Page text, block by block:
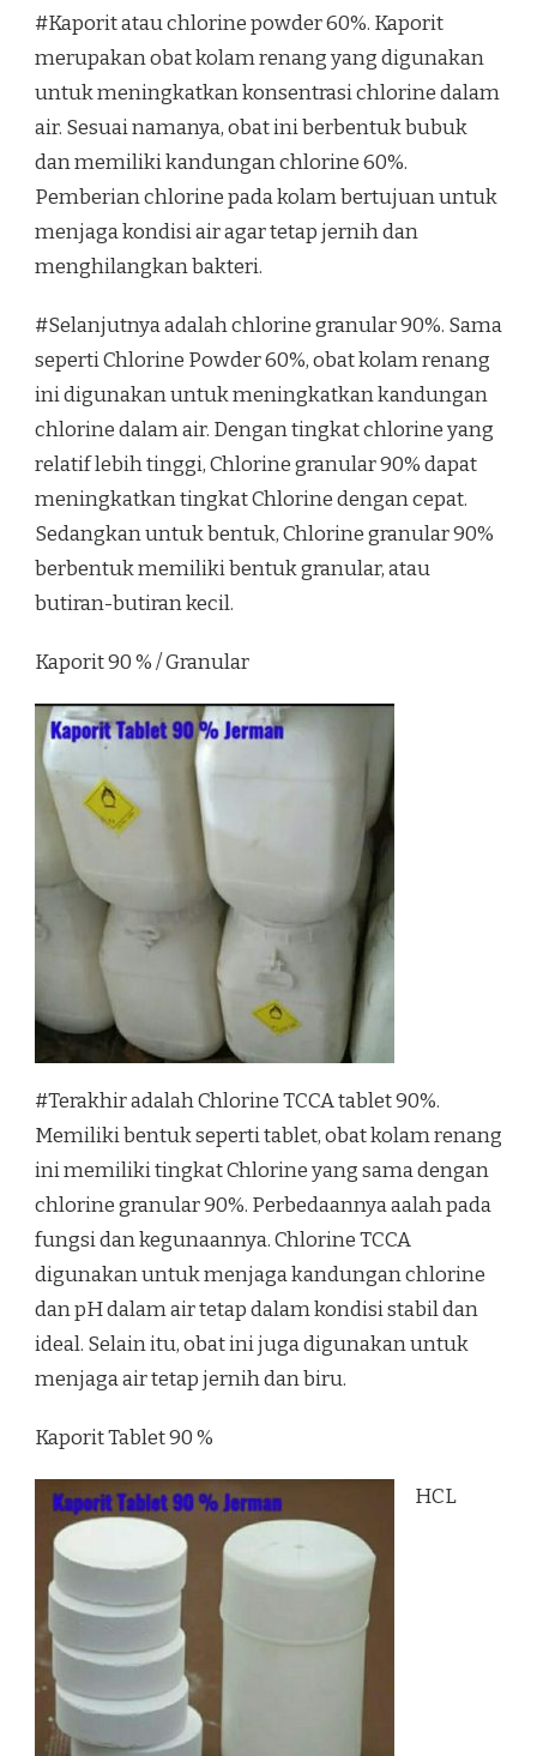
#Kaporit atau chlorine powder 60%. Kaporit
merupakan obat kolam renang yang digunakan
untuk meningkatkan konsentrasi chlorine dalam
air. Sesuai namanya, obat ini berbentuk bubuk
dan memiliki kandungan chlorine 60%.
Pemberian chlorine pada kolam bertujuan untuk
menjaga kondisi air agar tetap jernih dan
menghilangkan bakteri.
#Selanjutnya adalah chlorine granular 90%. Sama
seperti Chlorine Powder 60%, obat kolam renang
ini digunakan untuk meningkatkan kandungan
chlorine dalam air. Dengan tingkat chlorine yang
relatif lebih tinggi, Chlorine granular 90% dapat
meningkatkan tingkat Chlorine dengan cepat.
Sedangkan untuk bentuk, Chlorine granular 90%
berbentuk memiliki bentuk granular, atau
butiran-butiran kecil.
Kaporit 90 % / Granular
#Terakhir adalah Chlorine TCCA tablet 90%.
Memiliki bentuk seperti tablet, obat kolam renang
ini memiliki tingkat Chlorine yang sama dengan
chlorine granular 90%. Perbedaannya aalah pada
fungsi dan kegunaannya. Chlorine TCCA
digunakan untuk menjaga kandungan chlorine
dan pH dalam air tetap dalam kondisi stabil dan
ideal. Selain itu, obat ini juga digunakan untuk
menjaga air tetap jernih dan biru.
Kaporit Tablet 90 %
HCL